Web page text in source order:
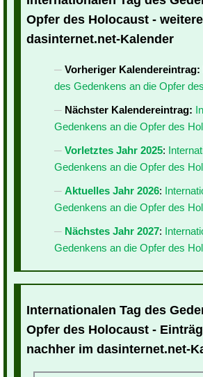
Opfer des Holocaust -
dasinternet.net-Kalender
Vorheriger Kalendereintrag:
des Gedenkens an die Opfer
Nächster Kalendereintrag:
Gedenkens an die Opfer des
Vorletztes Jahr 2025:
Gedenkens an die Opfer des
Aktuelles Jahr 2026:
Gedenkens an die Opfer des
Nächstes Jahr 2027:
Gedenkens an die Opfer des
Internationalen Tag des
Opfer des Holocaust -
nachher im dasinternet.net-